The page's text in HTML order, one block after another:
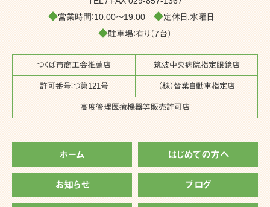
◆営業時間：10:00～19:00 ◆定休日:水曜日
◆駐車場：有り（7台）
つくば市商工会推薦店 筑波中央病院指定眼鏡店
許可番号：つ第121号 （株）皆葉自動車指定店
高度管理医療機器等販売許可店
ホーム はじめての方へ
お知らせ ブログ